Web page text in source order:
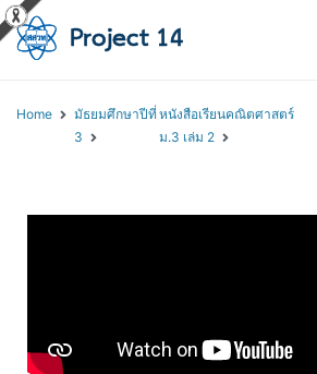
Home
มัธยมศึกษาปีที่
3
หนังสือเรียนคณิตศาสตร์
ม.3 เล่ม 2